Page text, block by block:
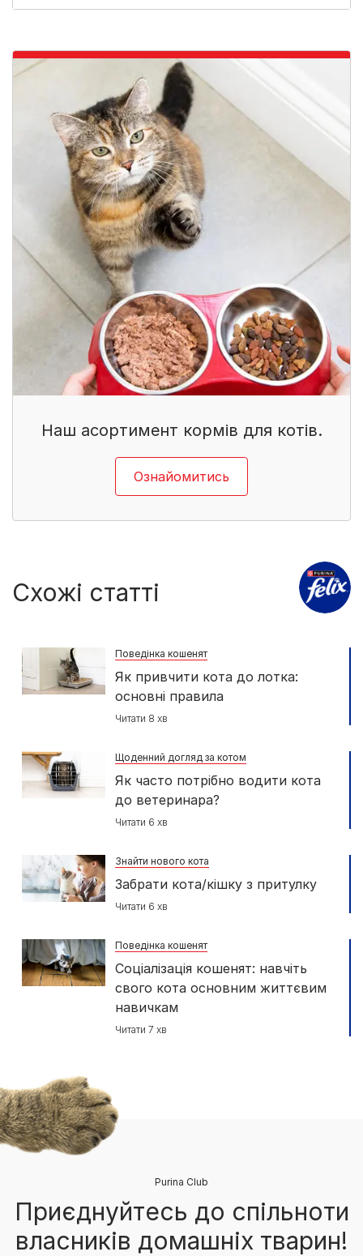
Наш асортимент кормів для котів.
Ознайомитись
Схожі статті
Поведінка кошенят
Як привчити кота до лотка:
основні правила
Читати 8 хв
Щоденний догляд за котом
Як часто потрібно водити кота
до ветеринара?
Читати 6 хв
Знайти нового кота
Забрати кота/кішку з притулку
Читати 6 хв
Поведінка кошенят
Соціалізація кошенят: навчіть
свого кота основним життєвим
навичкам
Читати 7 хв
Purina Club
Приєднуйтесь до спільноти
власників домашніх тварин!